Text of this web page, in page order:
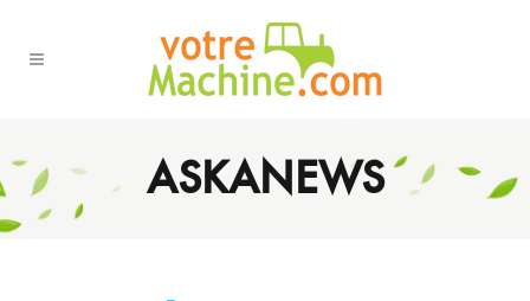
ASKANEWS